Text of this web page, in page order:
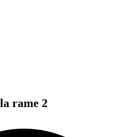
rame 2